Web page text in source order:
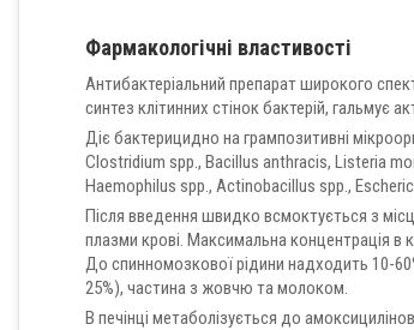
Фармакологічні властивості
Антибактеріальний препарат широкого
синтез клітинних стінок бактерій, гальмує
Діє бактерицидно на грампозитивні
Clostridium spp., Bacillus anthracis, Listeria
Haemophilus spp., Actinobacillus spp.,
Після введення швидко всмоктується з
плазми крові. Максимальна концентрація в
До спинномозкової рідини надходить 10-
25%), частина з жовчю та молоком.
В печінці метаболізується до